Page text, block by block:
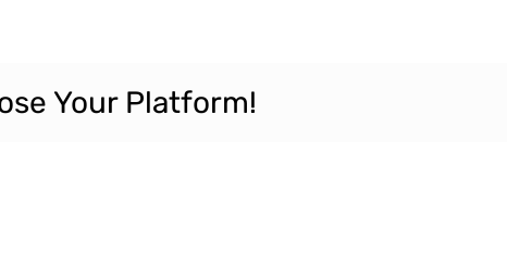
Your Platform!